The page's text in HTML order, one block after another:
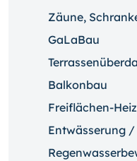
Zäune,
GaLaBau
Balkonbau
Freiflächen-
Entwässerung /